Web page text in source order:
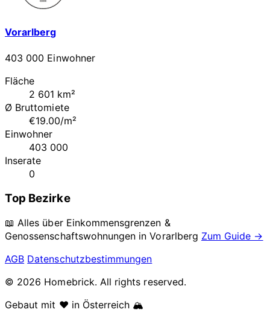
Vorarlberg
403 000 Einwohner
Fläche
2 601 km²
Ø Bruttomiete
€19.00/m²
Einwohner
403 000
Inserate
0
Top Bezirke
📖 Alles über Einkommensgrenzen &
Genossenschaftswohnungen inVorarlberg Zum Guide →
AGB Datenschutzbestimmungen
© 2026 Homebrick. All rights reserved.
Gebaut mit ❤️ in Österreich 🏔️